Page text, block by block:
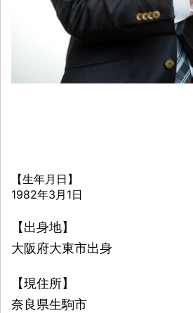
【生年月日】
1982年3月1日
【出身地】
大阪府大東市出身
【現住所】
奈良県生駒市